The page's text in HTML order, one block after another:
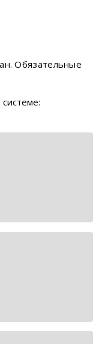
Обязательные